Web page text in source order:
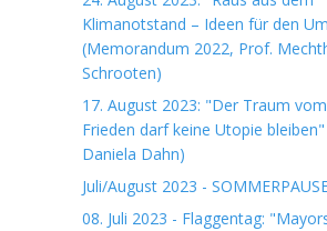
Klimanotstand – Ideen für den
(Memorandum 2022, Prof.
Schrooten)
17. August 2023: "Der Traum
Frieden darf keine Utopie
Daniela Dahn)
Juli/August 2023 -
08. Juli 2023 - Flaggentag: